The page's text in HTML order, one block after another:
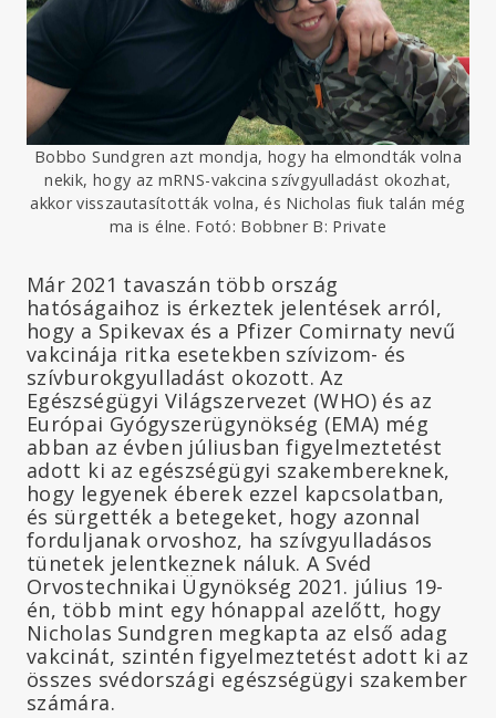
Bobbo Sundgren azt mondja, hogy ha elmondták volna
nekik, hogy az mRNS-vakcina szívgyulladást okozhat,
akkor visszautasították volna, és Nicholas fiuk talán még
ma is élne. Fotó: Bobbner B: Private
Már 2021 tavaszán több ország
hatóságaihoz is érkeztek jelentések arról,
hogy a Spikevax és a Pfizer Comirnaty nevű
vakcinája ritka esetekben szívizom- és
szívburokgyulladást okozott. Az
Egészségügyi Világszervezet (WHO) és az
Európai Gyógyszerügynökség (EMA) még
abban az évben júliusban figyelmeztetést
adott ki az egészségügyi szakembereknek,
hogy legyenek éberek ezzel kapcsolatban,
és sürgették a betegeket, hogy azonnal
forduljanak orvoshoz, ha szívgyulladásos
tünetek jelentkeznek náluk. A Svéd
Orvostechnikai Ügynökség 2021. július 19-
én, több mint egy hónappal azelőtt, hogy
Nicholas Sundgren megkapta az első adag
vakcinát, szintén figyelmeztetést adott ki az
összes svédországi egészségügyi szakember
számára.